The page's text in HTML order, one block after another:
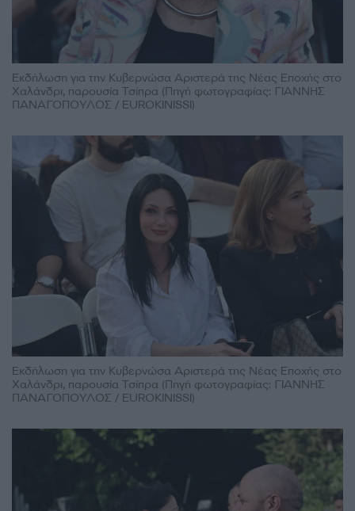
Εκδήλωση για την Κυβερνώσα Αριστερά της Νέας Εποχής στο
Χαλάνδρι, παρουσία Τσίπρα (Πηγή φωτογραφίας: ΓΙΑΝΝΗΣ
ΠΑΝΑΓΟΠΟΥΛΟΣ / EUROKINISSI)
Εκδήλωση για την Κυβερνώσα Αριστερά της Νέας Εποχής στο
Χαλάνδρι, παρουσία Τσίπρα (Πηγή φωτογραφίας: ΓΙΑΝΝΗΣ
ΠΑΝΑΓΟΠΟΥΛΟΣ / EUROKINISSI)